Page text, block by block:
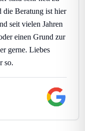
die Beratung ist hier
seit vielen Jahren
einen Grund zur
gerne. Liebes
so.